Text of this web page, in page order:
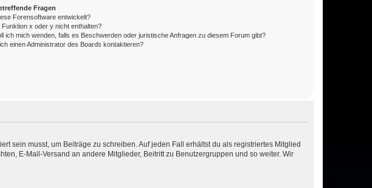
Fragen
Forensoftware entwickelt?
Funktion x oder y nicht enthalten?
ich mich wenden, falls es Beschwerden oder juristische Anfragen zu diesem Forum gibt?
einen Administrator des Boards kontaktieren?
sein musst, um Beiträge zu schreiben. Auf jeden Fall erhältst du als registriertes Mitglied
E-Mail-Versand an andere Mitglieder, Beitritt zu Benutzergruppen und so weiter. Wir